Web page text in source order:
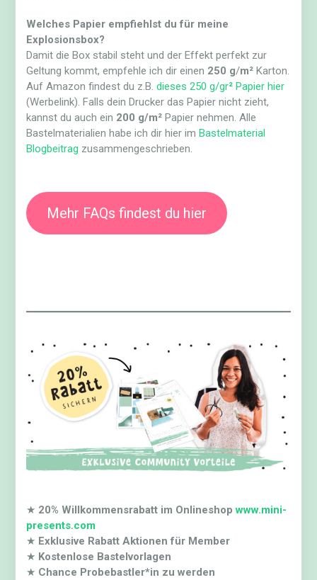
Welches Papier empfiehlst du für meine
Explosionsbox?
Damit die Box stabil steht und der Effekt perfekt zur
Geltung kommt, empfehle ich dir einen 250 g/m² Karton.
Auf Amazon findest du z.B.dieses 250 g/gr² Papier hier
(Werbelink). Falls dein Drucker das Papier nicht zieht,
kannst du auch ein 200 g/m² Papier nehmen. Alle
Bastelmaterialien habe ich dir hier imBastelmaterial
Blogbeitrag zusammengeschrieben.
Mehr FAQs findest du hier
★ 20% Willkommensrabatt im Onlineshopwww.mini-
presents.com
★ Exklusive Rabatt Aktionen für Member
★ Kostenlose Bastelvorlagen
★ Chance Probebastler*in zu werden